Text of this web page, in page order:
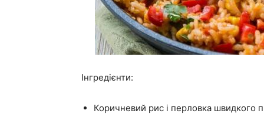
Інгредієнти:
Коричневий рис і перловка швидкого